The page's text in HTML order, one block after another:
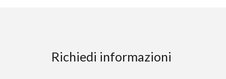
Richiedi informazioni